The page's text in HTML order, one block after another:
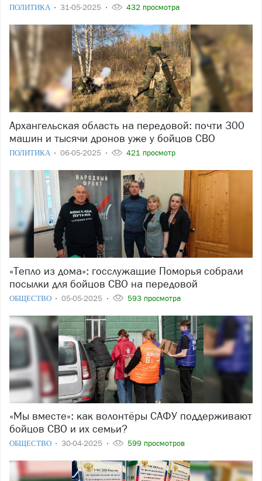
ПОЛИТИКА 31-05-2025 432 просмотра
Архангельская область на передовой: почти 300
машин и тысячи дронов уже у бойцов СВО
ПОЛИТИКА 06-05-2025 421 просмотр
«Тепло из дома»: госслужащие Поморья собрали
посылки для бойцов СВО на передовой
ОБЩЕСТВО 05-05-2025 593 просмотра
«Мы вместе»: как волонтёры САФУ поддерживают
бойцов СВО и их семьи?
ОБЩЕСТВО 30-04-2025 599 просмотров